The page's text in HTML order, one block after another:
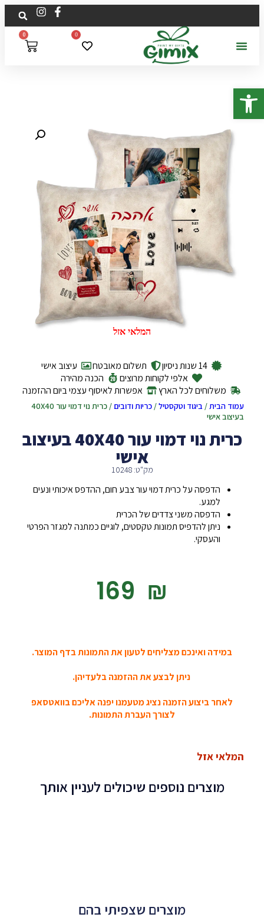
פתח סרגל נגישות
0
0
המלאי אזל
14 שנות ניסיון תשלום מאובטח
עיצוב אישי
אלפי לקוחות מרוצים
הכנה מהירה
משלוחים לכל הארץ
אפשרות לאיסוף עצמי ביום ההזמנה
עמוד הבית/ביגוד וטקסטיל/כריות ודובים
/ כרית נוי דמוי עור 40X40
בעיצוב אישי
כרית נוי דמוי עור 40X40 בעיצוב
אישי
מק"ט: 10248
הדפסה על כרית דמוי עור צבע חום, ההדפס איכותי ונעים
למגע.
הדפסה משני צדדים של הכרית
ניתן להדפיס תמונות טקסטים, לוגיים כמתנה למגזר הפרטי
והעסקי.
‎169 ₪
במידה ואינכם מצליחים לטעון את התמונות בדף המוצר.
ניתן לבצע את ההזמנה בלעדיהן.
לאחר ביצוע הזמנה נציג מטעמנו יפנה אליכם בוואטסאפ
לצורך העברת התמונות.
המלאי אזל
מוצרים נוספים שיכולים לעניין אותך
מוצרים שצפיתי בהם